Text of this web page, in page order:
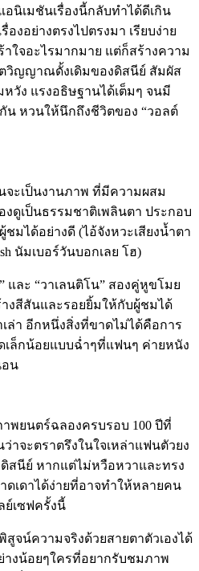
นิเมชันเรื่องนี้กลับทำได้ดีเกิน
องอย่างตรงไปตรงมา เรียบง่าย
ใจอะไรมากมาย แต่ก็สร้างความ
วิญญาณดั้งเดิมของดิสนีย์ สัมผัส
วัง แรงอธิษฐานได้เต็มๆ จนมี
น หวนให้นึกถึงชีวิตของ “วอลต์
จะเป็นงานภาพ ที่มีความผสม
งดูเป็นธรรมชาติเพลินตา ประกอบ
ชมได้อย่างดี (ไอ้จังหวะเสียงน้ำตา
นัมเบอร์วันบอกเลย โฮ)
” และ “วาเลนติโน” สองคู่หูขโมย
งสีสันและรอยยิ้มให้กับผู้ชมได้
ล่า อีกหนึ่งสิ่งที่ขาดไม่ได้คือการ
เล็กน้อยแบบฉ่ำๆที่แฟนๆ ค่ายหนัง
น
พยนตร์ฉลองครบรอบ 100 ปีที่
าจะตราตรึงในใจเหล่าแฟนตัวยง
สนีย์ หากแต่ไม่หวือหวาและทรง
ดเดาได้ง่ายที่อาจทำให้หลายคน
ย์เซฟครั้งนี้
สูจน์ความจริงด้วยสายตาตัวเองได้
งน้อยๆใครที่อยากรับชมภาพ